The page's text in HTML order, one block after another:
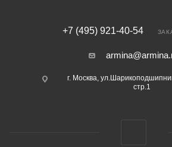
+7 (495) 921-40-54
г. Москва,
стр.1